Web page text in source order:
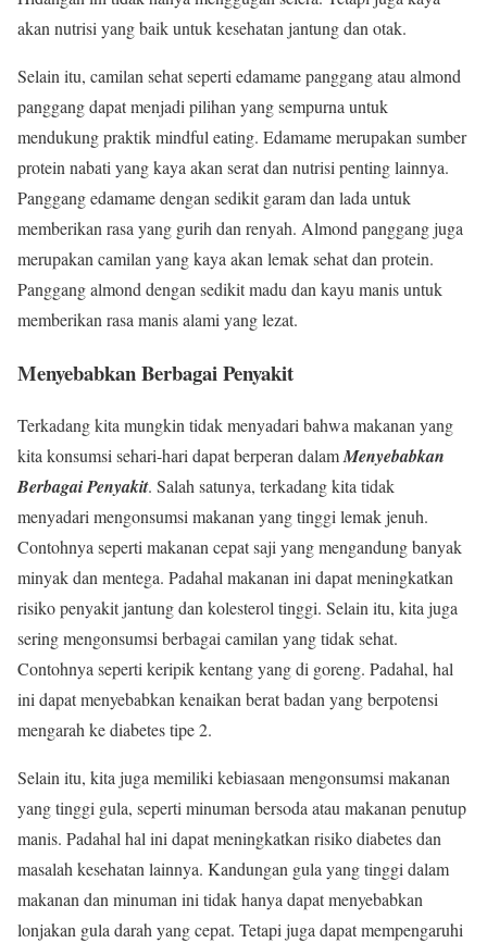
akan nutrisi yang baik untuk kesehatan jantung dan otak.
Selain itu, camilan sehat seperti edamame panggang atau almond
panggang dapat menjadi pilihan yang sempurna untuk
mendukung praktik mindful eating. Edamame merupakan sumber
protein nabati yang kaya akan serat dan nutrisi penting lainnya.
Panggang edamame dengan sedikit garam dan lada untuk
memberikan rasa yang gurih dan renyah. Almond panggang juga
merupakan camilan yang kaya akan lemak sehat dan protein.
Panggang almond dengan sedikit madu dan kayu manis untuk
memberikan rasa manis alami yang lezat.
Menyebabkan Berbagai Penyakit
Terkadang kita mungkin tidak menyadari bahwa makanan yang
kita konsumsi sehari-hari dapat berperan dalamMenyebabkan
Berbagai Penyakit. Salah satunya, terkadang kita tidak
menyadari mengonsumsi makanan yang tinggi lemak jenuh.
Contohnya seperti makanan cepat saji yang mengandung banyak
minyak dan mentega. Padahal makanan ini dapat meningkatkan
risiko penyakit jantung dan kolesterol tinggi. Selain itu, kita juga
sering mengonsumsi berbagai camilan yang tidak sehat.
Contohnya seperti keripik kentang yang di goreng. Padahal, hal
ini dapat menyebabkan kenaikan berat badan yang berpotensi
mengarah ke diabetes tipe 2.
Selain itu, kita juga memiliki kebiasaan mengonsumsi makanan
yang tinggi gula, seperti minuman bersoda atau makanan penutup
manis. Padahal hal ini dapat meningkatkan risiko diabetes dan
masalah kesehatan lainnya. Kandungan gula yang tinggi dalam
makanan dan minuman ini tidak hanya dapat menyebabkan
lonjakan gula darah yang cepat. Tetapi juga dapat mempengaruhi